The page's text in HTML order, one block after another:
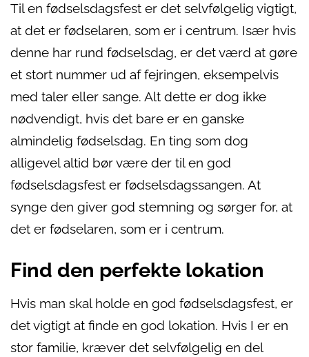
Til en fødselsdagsfest er det selvfølgelig vigtigt,
at det er fødselaren, som er i centrum. Især hvis
denne har rund fødselsdag, er det værd at gøre
et stort nummer ud af fejringen, eksempelvis
med taler eller sange. Alt dette er dog ikke
nødvendigt, hvis det bare er en ganske
almindelig fødselsdag. En ting som dog
alligevel altid bør være der til en god
fødselsdagsfest er fødselsdagssangen. At
synge den giver god stemning og sørger for, at
det er fødselaren, som er i centrum.
Find den perfekte lokation
Hvis man skal holde en god fødselsdagsfest, er
det vigtigt at finde en god lokation. Hvis I er en
stor familie, kræver det selvfølgelig en del